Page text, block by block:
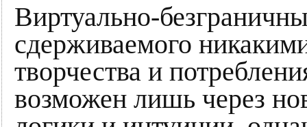
Виртуально-
сдерживаемого
творчества и
возможен лишь через